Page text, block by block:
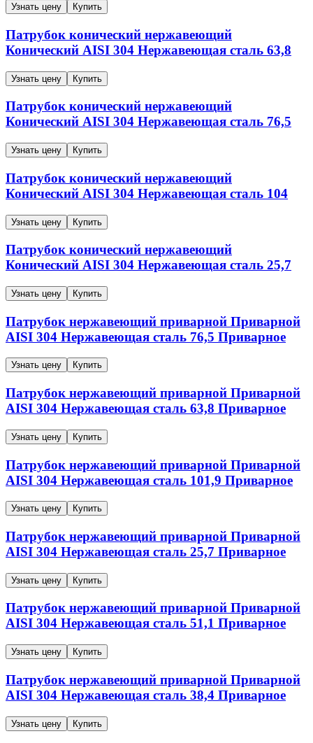
Узнать цену Купить
Патрубок конический нержавеющий
Конический AISI 304 Нержавеющая сталь 63,8
Узнать цену Купить
Патрубок конический нержавеющий
Конический AISI 304 Нержавеющая сталь 76,5
Узнать цену Купить
Патрубок конический нержавеющий
Конический AISI 304 Нержавеющая сталь 104
Узнать цену Купить
Патрубок конический нержавеющий
Конический AISI 304 Нержавеющая сталь 25,7
Узнать цену Купить
Патрубок нержавеющий приварной Приварной
AISI 304 Нержавеющая сталь 76,5 Приварное
Узнать цену Купить
Патрубок нержавеющий приварной Приварной
AISI 304 Нержавеющая сталь 63,8 Приварное
Узнать цену Купить
Патрубок нержавеющий приварной Приварной
AISI 304 Нержавеющая сталь 101,9 Приварное
Узнать цену Купить
Патрубок нержавеющий приварной Приварной
AISI 304 Нержавеющая сталь 25,7 Приварное
Узнать цену Купить
Патрубок нержавеющий приварной Приварной
AISI 304 Нержавеющая сталь 51,1 Приварное
Узнать цену Купить
Патрубок нержавеющий приварной Приварной
AISI 304 Нержавеющая сталь 38,4 Приварное
Узнать цену Купить